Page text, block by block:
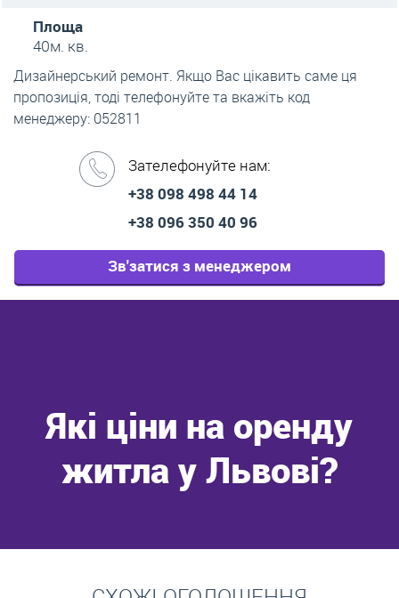
Площа
40м. кв.
Дизайнерський ремонт. Якщо Вас цікавить саме ця
пропозиція, тоді телефонуйте та вкажіть код
менеджеру: 052811
Зателефонуйте нам:
+38 098 498 44 14
+38 096 350 40 96
Зв'затися з менеджером
Які ціни на оренду
житла у Львові?